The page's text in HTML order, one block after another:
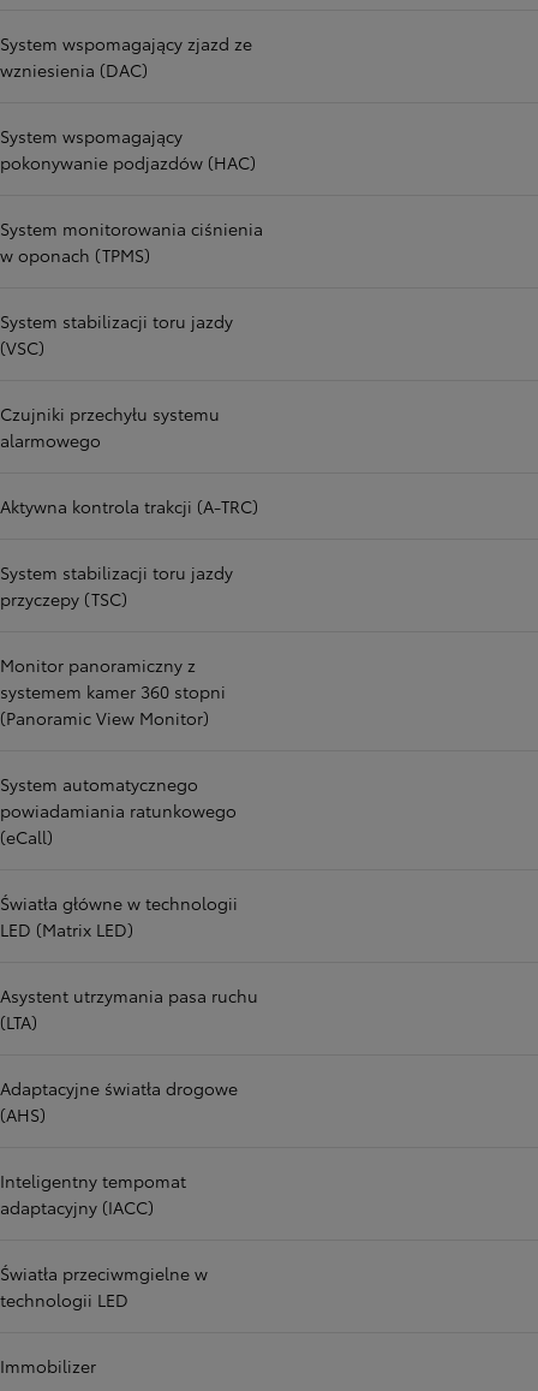
System wspomagający zjazd ze
wzniesienia (DAC)
System wspomagający
pokonywanie podjazdów (HAC)
System monitorowania ciśnienia
w oponach (TPMS)
System stabilizacji toru jazdy
(VSC)
Czujniki przechyłu systemu
alarmowego
Aktywna kontrola trakcji (A-TRC)
System stabilizacji toru jazdy
przyczepy (TSC)
Monitor panoramiczny z
systemem kamer 360 stopni
(Panoramic View Monitor)
System automatycznego
powiadamiania ratunkowego
(eCall)
Światła główne w technologii
LED (Matrix LED)
Asystent utrzymania pasa ruchu
(LTA)
Adaptacyjne światła drogowe
(AHS)
Inteligentny tempomat
adaptacyjny (IACC)
Światła przeciwmgielne w
technologii LED
Immobilizer